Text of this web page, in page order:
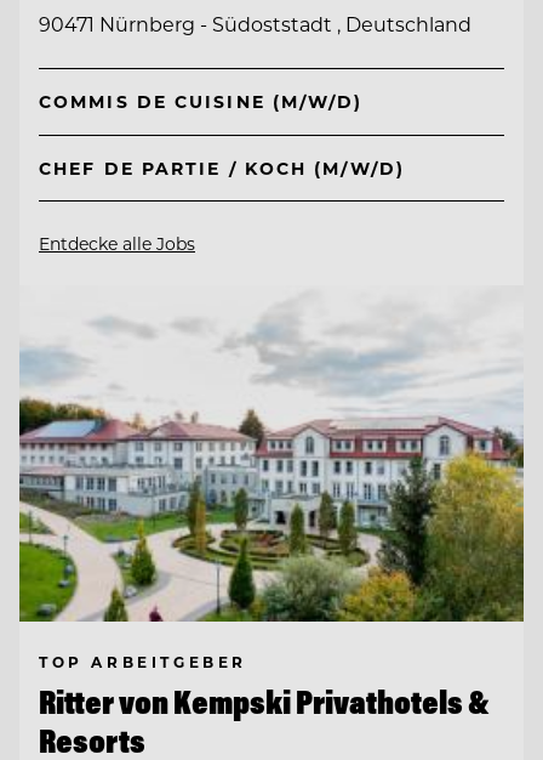
90471 Nürnberg - Südoststadt , Deutschland
COMMIS DE CUISINE (M/W/D)
CHEF DE PARTIE / KOCH (M/W/D)
Entdecke alle Jobs
TOP ARBEITGEBER
Ritter von Kempski Privathotels &
Resorts